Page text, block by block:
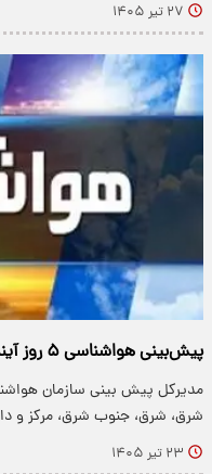
۲۷ تیر ۱۴۰۵
پیش‌بینی هواشناسی ۵ روز آینده؛ بارش در این مناطق ادامه دارد
مدیرکل پیش بینی سازمان
شرق، شرق، جنوب شرق، مرکز و
۲۳ تیر ۱۴۰۵